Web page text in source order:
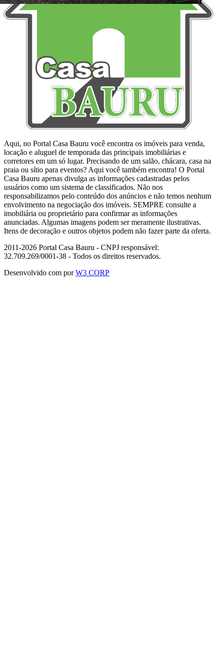
Aqui, no Portal Casa Bauru você encontra os imóveis para venda,
locação e aluguel de temporada das principais imobiliárias e
corretores em um só lugar. Precisando de um salão, chácara, casa na
praia ou sítio para eventos? Aqui você também encontra! O Portal
Casa Bauru apenas divulga as informações cadastradas pelos
usuários como um sistema de classificados. Não nos
responsabilizamos pelo conteúdo dos anúncios e não temos nenhum
envolvimento na negociação dos imóveis. SEMPRE consulte a
imobiliária ou proprietário para confirmar as informações
anunciadas. Algumas imagens podem ser meramente ilustrativas.
Itens de decoração e outros objetos podem não fazer parte da oferta.
2011-2026 Portal Casa Bauru - CNPJ responsável:
32.709.269/0001-38 - Todos os direitos reservados.
Desenvolvido com porW3 CORP